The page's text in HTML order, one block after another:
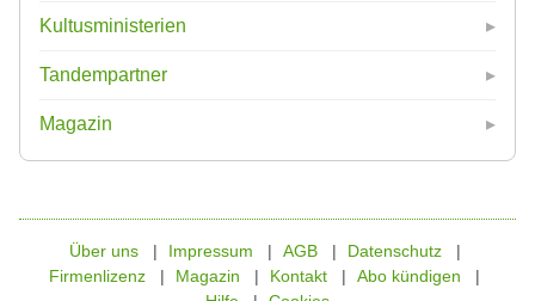
Kultusministerien
Tandempartner
Magazin
Über uns Impressum AGB
Datenschutz
Firmenlizenz
Magazin Kontakt
Abo kündigen